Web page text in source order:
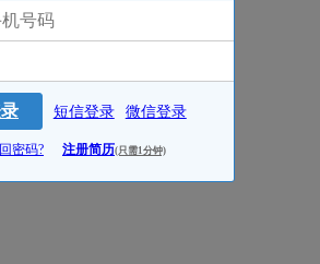
教研
短信登录 微信登录
密码? 注册简历(只需1分钟)